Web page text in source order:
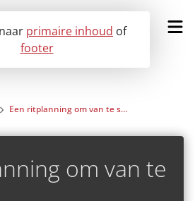
primaire inhoud of
footer
Een ritplanning om van te smullen bij Horesca Smulders
om van te